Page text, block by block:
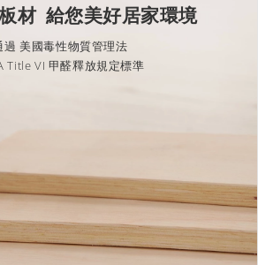
材 給您美好居家環境
過 美國毒性物質管理法
Title VI 甲醛釋放規定標準